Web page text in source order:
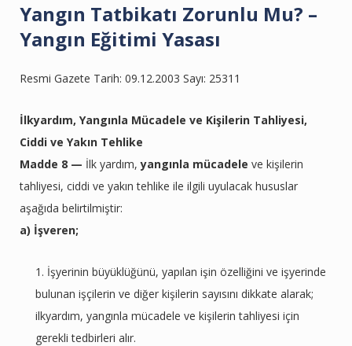
Yangın Tatbikatı Zorunlu Mu? –
Yangın Eğitimi Yasası
Resmi Gazete Tarih: 09.12.2003 Sayı: 25311
İlkyardım, Yangınla Mücadele ve Kişilerin Tahliyesi,
Ciddi ve Yakın Tehlike
Madde 8 — İlk yardım,yangınla mücadele ve kişilerin
tahliyesi, ciddi ve yakın tehlike ile ilgili uyulacak hususlar
aşağıda belirtilmiştir:
a) İşveren;
İşyerinin büyüklüğünü, yapılan işin özelliğini ve işyerinde
bulunan işçilerin ve diğer kişilerin sayısını dikkate alarak;
ilkyardım, yangınla mücadele ve kişilerin tahliyesi için
gerekli tedbirleri alır.